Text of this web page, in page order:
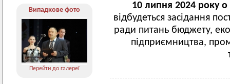
Випадкове фото
Перейти до галереї
10 липня 2024 року
відбудеться засідання
ради питань бюджету,
підприємництва,